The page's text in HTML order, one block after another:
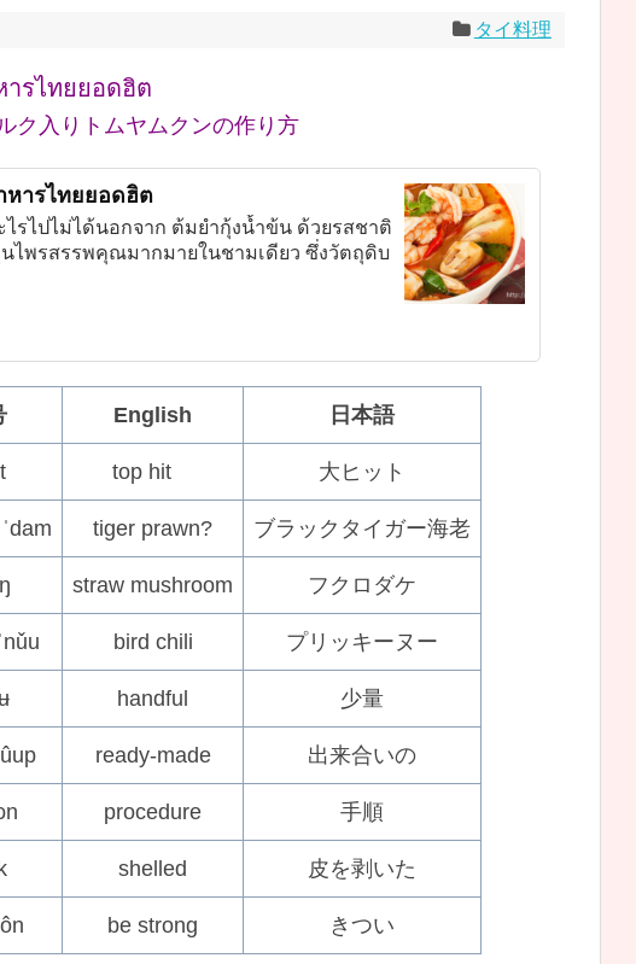
タイ料理
รไทยยอดฮิต
ク入りトムヤムクンの作り方
หารไทยยอดฮิต
รไปไม่ได้นอกจาก ต้มยำกุ้งน้ำข้น ด้วยรสชาติ
ไพรสรรพคุณมากมายในชามเดียว ซึ่งวัตถุดิบ
English 日本語
top hit 大ヒット
tiger prawn? ブラックタイガー海老
straw mushroom フクロダケ
bird chili プリッキーヌー
handful 少量
ready-made 出来合いの
procedure 手順
shelled 皮を剥いた
be strong きつい